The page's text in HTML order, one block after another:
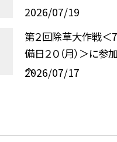
2026/07/19
第２回除草大作戦＜
備日２０（月）＞に
へ
2026/07/17